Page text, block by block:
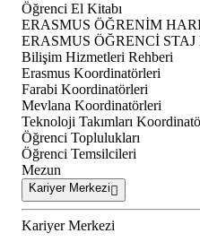
Öğrenci El Kitabı
ERASMUS ÖĞRENİM
ERASMUS ÖĞRENCİ
Bilişim Hizmetleri Rehberi
Erasmus Koordinatörleri
Farabi Koordinatörleri
Mevlana Koordinatörleri
Teknoloji Takımları
Öğrenci Toplulukları
Öğrenci Temsilcileri
Mezun
Kariyer Merkezi
Kariyer Merkezi